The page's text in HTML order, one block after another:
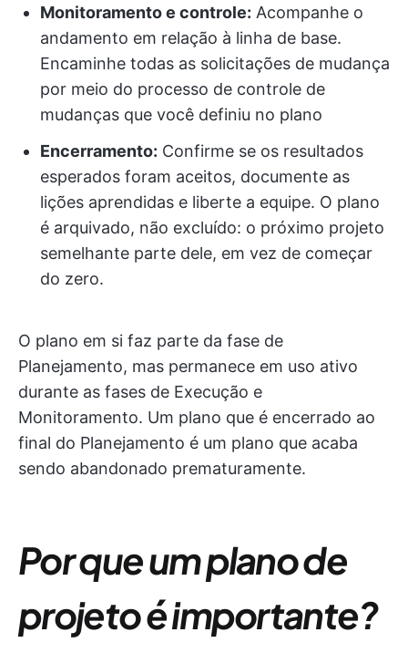
Monitoramento e controle: Acompanhe o
andamento em relação à linha de base.
Encaminhe todas as solicitações de mudança
por meio do processo de controle de
mudanças que você definiu no plano
Encerramento: Confirme se os resultados
esperados foram aceitos, documente as
lições aprendidas e liberte a equipe. O plano
é arquivado, não excluído: o próximo projeto
semelhante parte dele, em vez de começar
do zero.
O plano em si faz parte da fase de
Planejamento, mas permanece em uso ativo
durante as fases de Execução e
Monitoramento. Um plano que é encerrado ao
final do Planejamento é um plano que acaba
sendo abandonado prematuramente.
Por que um plano de
projeto é importante?